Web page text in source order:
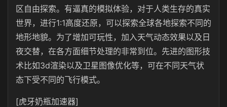
区自由探索。有逼真的模拟体验，对于人类生存的真实
世界，进行1:1高度还原，可以探索全球各地探索不同的
地形地貌。为了增加可玩性，加入天气动态效果以及日
夜交替，在各方面细节处理的非常到位。先进的图形技
术比如3d渲染以及卫星图像优化等，可在不同天气状
态下受不同的飞行模式。
[虎牙奶瓶加速器]